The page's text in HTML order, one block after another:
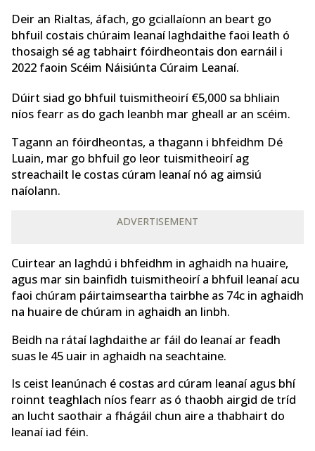
Deir an Rialtas, áfach, go gciallaíonn an beart go
bhfuil costais chúraim leanaí laghdaithe faoi leath ó
thosaigh sé ag tabhairt fóirdheontais don earnáil i
2022 faoin Scéim Náisiúnta Cúraim Leanaí.
Dúirt siad go bhfuil tuismitheoirí €5,000 sa bhliain
níos fearr as do gach leanbh mar gheall ar an scéim.
Tagann an fóirdheontas, a thagann i bhfeidhm Dé
Luain, mar go bhfuil go leor tuismitheoirí ag
streachailt le costas cúram leanaí nó ag aimsiú
naíolann.
ADVERTISEMENT
Cuirtear an laghdú i bhfeidhm in aghaidh na huaire,
agus mar sin bainfidh tuismitheoirí a bhfuil leanaí acu
faoi chúram páirtaimseartha tairbhe as 74c in aghaidh
na huaire de chúram in aghaidh an linbh.
Beidh na rátaí laghdaithe ar fáil do leanaí ar feadh
suas le 45 uair in aghaidh na seachtaine.
Is ceist leanúnach é costas ard cúram leanaí agus bhí
roinnt teaghlach níos fearr as ó thaobh airgid de tríd
an lucht saothair a fhágáil chun aire a thabhairt do
leanaí iad féin.